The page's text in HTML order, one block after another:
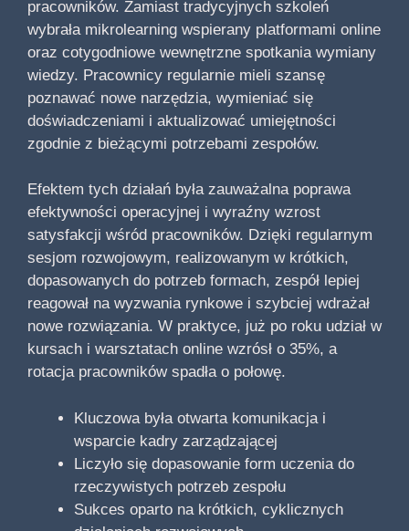
pracowników. Zamiast tradycyjnych szkoleń
wybrała mikrolearning wspierany platformami online
oraz cotygodniowe wewnętrzne spotkania wymiany
wiedzy. Pracownicy regularnie mieli szansę
poznawać nowe narzędzia, wymieniać się
doświadczeniami i aktualizować umiejętności
zgodnie z bieżącymi potrzebami zespołów.
Efektem tych działań była zauważalna poprawa
efektywności operacyjnej i wyraźny wzrost
satysfakcji wśród pracowników. Dzięki regularnym
sesjom rozwojowym, realizowanym w krótkich,
dopasowanych do potrzeb formach, zespół lepiej
reagował na wyzwania rynkowe i szybciej wdrażał
nowe rozwiązania. W praktyce, już po roku udział w
kursach i warsztatach online wzrósł o 35%, a
rotacja pracowników spadła o połowę.
Kluczowa była otwarta komunikacja i
wsparcie kadry zarządzającej
Liczyło się dopasowanie form uczenia do
rzeczywistych potrzeb zespołu
Sukces oparto na krótkich, cyklicznych